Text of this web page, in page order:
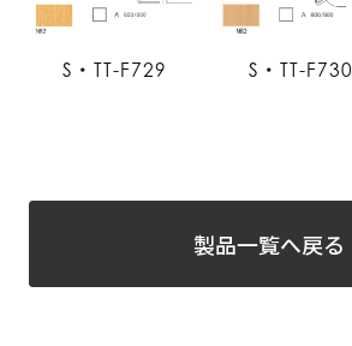
S・TT-F729 S・TT-F730
製品一覧へ戻る